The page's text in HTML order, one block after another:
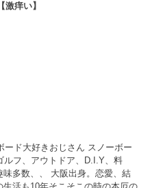
【激痒い】
ード大好きおじさん スノーボー
ルフ、アウトドア、D.I.Y、料
多数、、 大阪出身。恋愛、結